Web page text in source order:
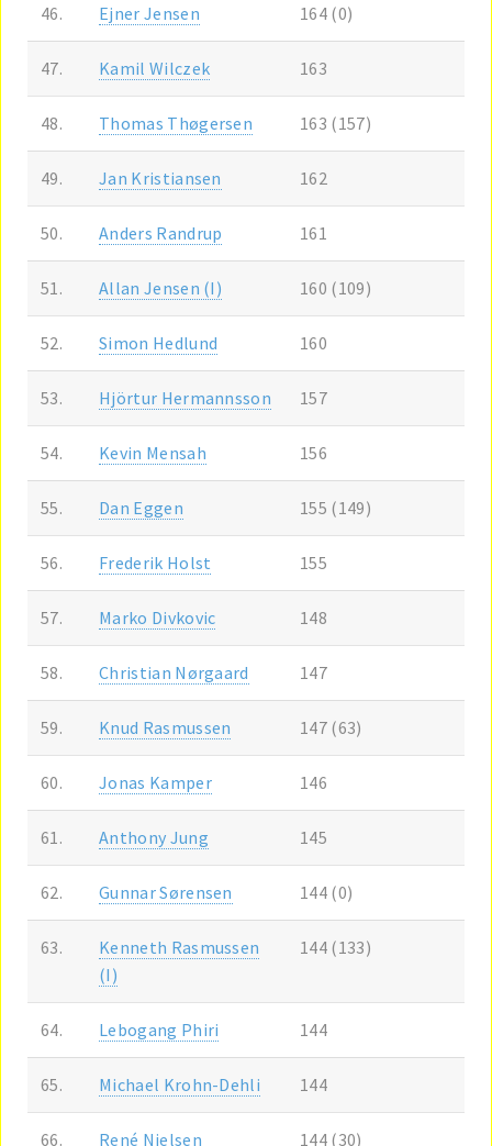
46. Ejner Jensen 164 (0)
47. Kamil Wilczek 163
48. Thomas Thøgersen 163 (157)
49. Jan Kristiansen 162
50. Anders Randrup 161
51. Allan Jensen (I) 160 (109)
52. Simon Hedlund 160
53. Hjörtur Hermannsson 157
54. Kevin Mensah 156
55. Dan Eggen 155 (149)
56. Frederik Holst 155
57. Marko Divkovic 148
58. Christian Nørgaard 147
59. Knud Rasmussen 147 (63)
60. Jonas Kamper 146
61. Anthony Jung 145
62. Gunnar Sørensen 144 (0)
63.
Kenneth Rasmussen
(I)
144 (133)
64. Lebogang Phiri 144
65. Michael Krohn-Dehli 144
66. René Nielsen 144 (30)